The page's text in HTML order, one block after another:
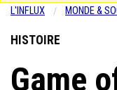
L'INFLUX MONDE &
HISTOIRE
Game